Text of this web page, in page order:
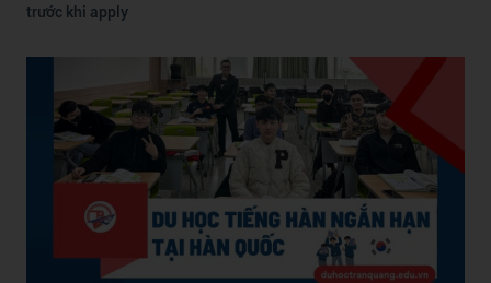
trước khi apply